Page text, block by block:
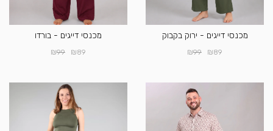
מכנסי דייגים - ירוק בקבוק
₪89
₪99
מכנסי דייגים - בורדו
₪89
₪99